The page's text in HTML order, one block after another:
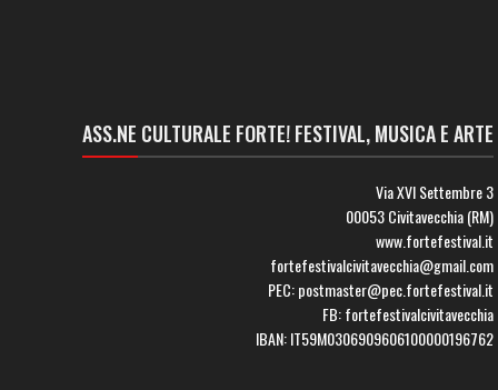
ASS.NE CULTURALE FORTE! FESTIVAL, MUSICA E ARTE
Via XVI Settembre 3
00053 Civitavecchia (RM)
www.fortefestival.it
fortefestivalcivitavecchia@gmail.com
PEC: postmaster@pec.fortefestival.it
FB: fortefestivalcivitavecchia
IBAN: IT59M0306909606100000196762